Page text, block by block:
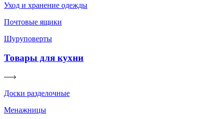
Уход и хранение одежды
Почтовые ящики
Шуруповерты
Товары для кухни
Доски разделочные
Менажницы